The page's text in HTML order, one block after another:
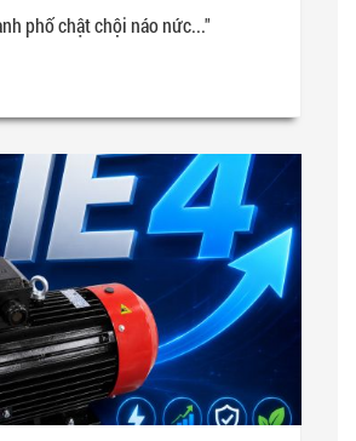
phố chật chội náo nức..."